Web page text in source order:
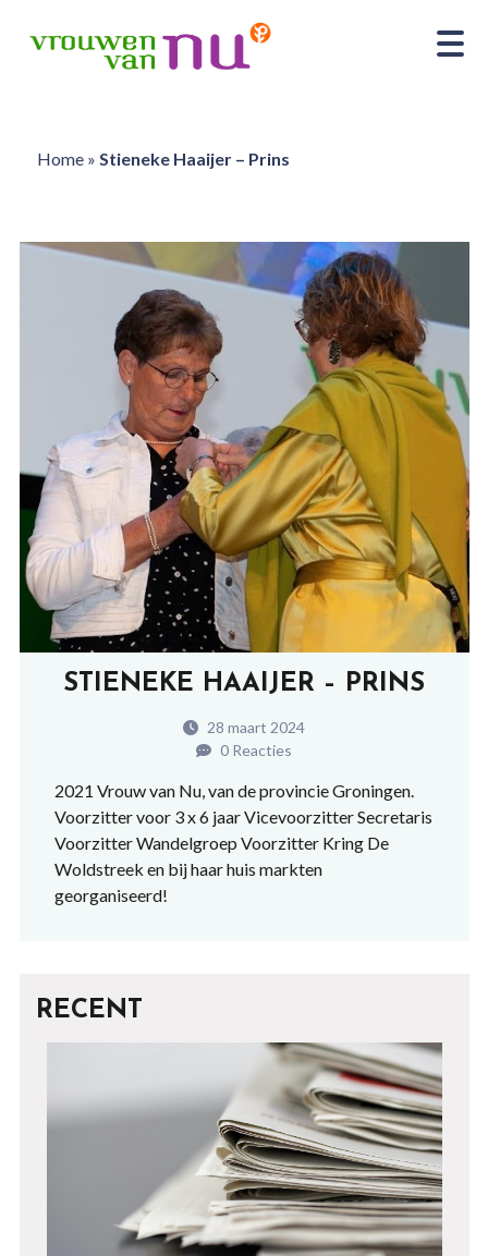
Home» Stieneke Haaijer – Prins
STIENEKE HAAIJER – PRINS
28 maart 2024
0 Reacties
2021 Vrouw van Nu, van de provincie Groningen.
Voorzitter voor 3 x 6 jaar Vicevoorzitter Secretaris
Voorzitter Wandelgroep Voorzitter Kring De
Woldstreek en bij haar huis markten
georganiseerd!
RECENT